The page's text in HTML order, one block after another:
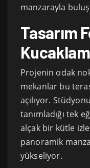
manzarayla
Tasarım
Projenin odak
mekanlar bu
açılıyor.
tanımladığı tek
alçak bir kütle
panoramik
yükseliyor.